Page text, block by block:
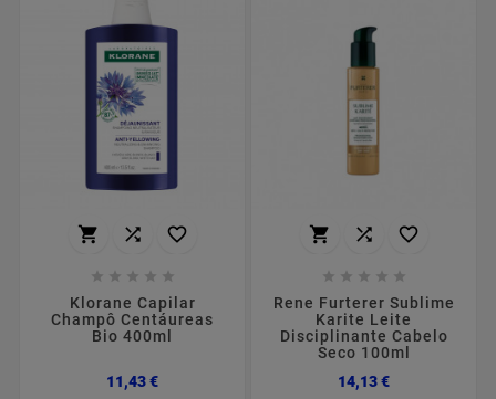
  
    
Klorane Capilar
Champô Centáureas
Bio 400ml
11,43 €Preço
  
    
Rene Furterer Sublime
Karite Leite
Disciplinante Cabelo
Seco 100ml
14,13 €Preço